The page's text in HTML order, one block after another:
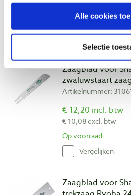
Alle cookies
Selectie
Op voorraad
Vergelijken
Zaagblad voor
zwaluwstaart
Artikelnummer:
€ 12,20 incl. btw
€ 10,08 excl. btw
Op voorraad
Vergelijken
Zaagblad voor